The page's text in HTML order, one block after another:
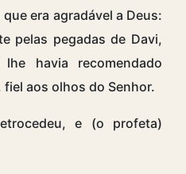
era agradável a Deus:
pelas pegadas de Davi,
havia recomendado
aos olhos do Senhor.
e (o profeta)